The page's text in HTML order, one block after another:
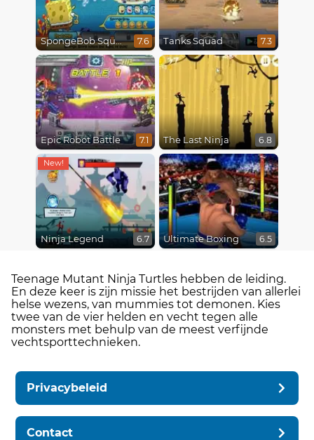
SpongeBob SquarePants : Monster Island Adventures 7.6 Tanks Squad 7.3
Epic Robot Battle 7.1 The Last Ninja 6.8
Ninja Legend 6.7 Ultimate Boxing 6.5
Teenage Mutant Ninja Turtles hebben de leiding.
En deze keer is zijn missie het bestrijden van allerlei
helse wezens, van mummies tot demonen. Kies
twee van de vier helden en vecht tegen alle
monsters met behulp van de meest verfijnde
vechtsporttechnieken.
Privacybeleid
Contact